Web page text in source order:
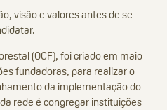
visão e valores antes de se
(OCF), foi criado em maio
fundadoras, para realizar o
da implementação do
rede é congregar instituições